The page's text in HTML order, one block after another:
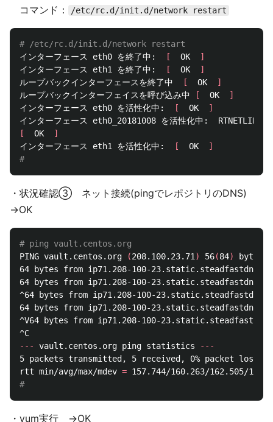
コマンド：
/etc/rc.d/init.d/network restart
# /etc/rc.d/init.d/network restart
インターフェース eth0 を終了中:
[
  OK
]
インターフェース eth1 を終了中:
[
  OK
]
ループバックインターフェースを終了中
[
  OK
]
ループバックインターフェイスを呼び込み中
[
  OK
]
インターフェース eth0 を活性化中:
[
  OK
]
[
  OK
]
インターフェース eth1 を活性化中:
[
  OK
]
#
・状況確認③ ネット接続(pingでレポジトリのDNS)
→OK
# ping vault.centos.org
PING vault.centos.org
(208.100.23.71 ) 56(84)
bytes
64 bytes from ip71.208-100-
64 bytes from ip71.208-100-
^64 bytes from ip71.208-100-
64 bytes from ip71.208-100-
^V64 bytes from ip71.208-100-
---
vault.centos.org ping statistics
---
5 packets transmitted, 5 received, 0% packet loss,
rtt min/avg/max/mdev =
#
・yum実行 →OK